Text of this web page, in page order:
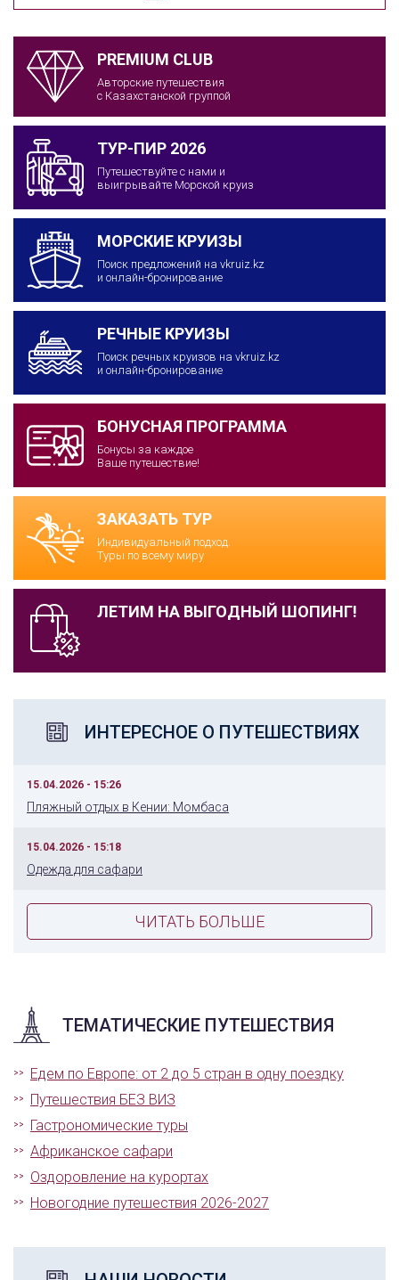
PREMIUM CLUB
Авторские путешествия
с Казахстанской группой
ТУР-ПИР 2026
Путешествуйте с нами и
выигрывайте Морской круиз
МОРСКИЕ КРУИЗЫ
Поиск предложений на vkruiz.kz
и онлайн-бронирование
РЕЧНЫЕ КРУИЗЫ
Поиск речных круизов на vkruiz.kz
и онлайн-бронирование
БОНУСНАЯ ПРОГРАММА
Бонусы за каждое
Ваше путешествие!
ЗАКАЗАТЬ ТУР
Индивидуальный подход.
Туры по всему миру
ЛЕТИМ НА ВЫГОДНЫЙ ШОПИНГ!
ИНТЕРЕСНОЕ О ПУТЕШЕСТВИЯХ
15.04.2026 - 15:26
Пляжный отдых в Кении: Момбаса
15.04.2026 - 15:18
Одежда для сафари
ЧИТАТЬ БОЛЬШЕ
ТЕМАТИЧЕСКИЕ ПУТЕШЕСТВИЯ
Едем по Европе: от 2 до 5 стран в одну поездку
Путешествия БЕЗ ВИЗ
Гастрономические туры
Африканское сафари
Оздоровление на курортах
Новогодние путешествия 2026-2027